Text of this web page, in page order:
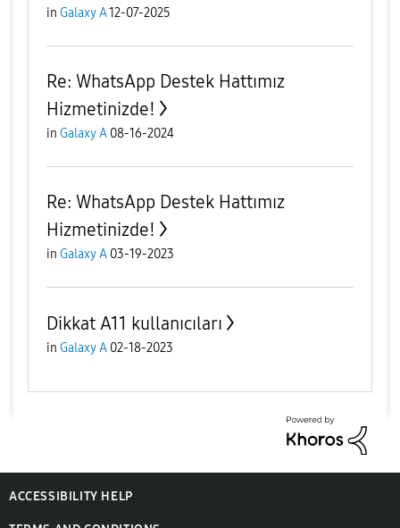
in Galaxy A12-07-2025
Re: WhatsApp Destek Hattımız
Hizmetinizde!
in Galaxy A 08-16-2024
Re: WhatsApp Destek Hattımız
Hizmetinizde!
in Galaxy A 03-19-2023
Dikkat A11 kullanıcıları
in Galaxy A 02-18-2023
ACCESSIBILITY HELP